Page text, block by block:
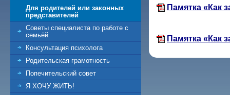
Для родителей или законных
представителей
Советы специалиста по работе с
семьёй
Консультация психолога
Родительская грамотность
Попечительский совет
Я ХОЧУ ЖИТЬ!
Памятка «Как
Памятка «Как